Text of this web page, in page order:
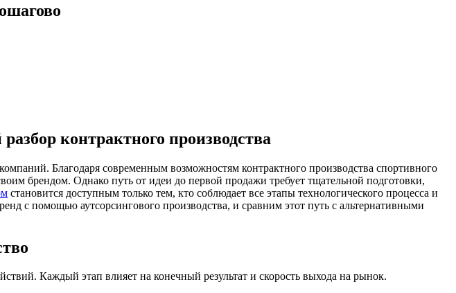
контрактного производства
Благодаря современным возможностям контрактного производства спортивного
брендом. Однако путь от идеи до первой продажи требует тщательной подготовки,
становится доступным только тем, кто соблюдает все этапы технологического процесса и
с помощью аутсорсингового производства, и сравним этот путь с альтернативными
Каждый этап влияет на конечный результат и скорость выхода на рынок.